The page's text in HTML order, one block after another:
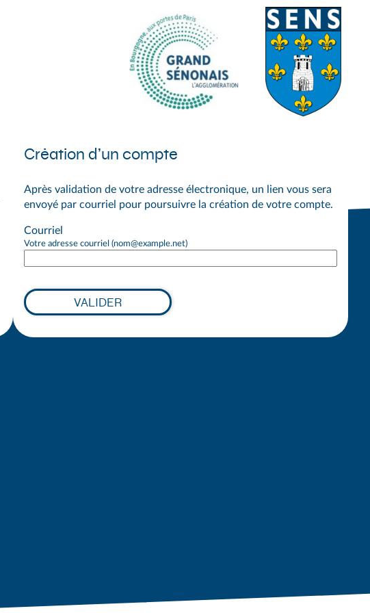
Consulter le site institutionel du grand-Sénonais>
Consulter le site
Création d’un compte
Après validation de votre adresse électronique, un lien vous sera
envoyé par courriel pour poursuivre la création de votre compte.
Courriel
Votre adresse courriel (nom@example.net)
VALIDER